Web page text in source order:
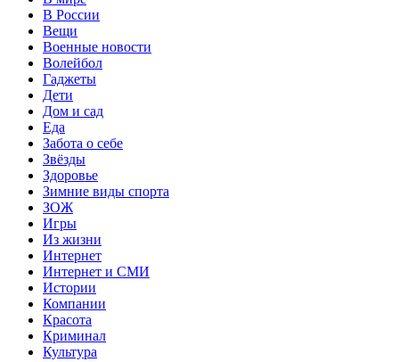
В России
Вещи
Военные новости
Волейбол
Гаджеты
Дети
Дом и сад
Еда
Забота о себе
Звёзды
Здоровье
Зимние виды спорта
ЗОЖ
Игры
Из жизни
Интернет
Интернет и СМИ
Истории
Компании
Красота
Криминал
Культура